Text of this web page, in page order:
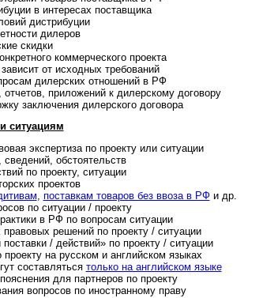
в инте­ре­сах пос­тав­щика
дист­ри­буции
диле­ров
скидки
ком­мер­чес­кого про­екта
от исход­ных тре­бо­ваний
дилер­ских отно­ше­ний в РФ
при­ло­же­ний к дилер­скому дого­вору
заклю­че­ния дилер­ского дого­вора
ситу­а­циям
экс­пер­тиза по прое­кту или ситу­ации
обстоя­тельств
по про­екту, ситу­ации
проек­тов
, пос­тав­кам това­ров без ввоза в РФи др.
по ситу­а­ции / про­екту
в РФ по воп­ро­сам ситу­ации
реше­ний по про­екту / ситу­ации
/ дей­ст­вий» по прое­кту / ситу­ации
на рус­ском и анг­лий­ском языках
состав­ляться только на анг­лий­ском языке
для парт­не­ров по про­екту
воп­ро­сов по ино­ст­ран­ному праву